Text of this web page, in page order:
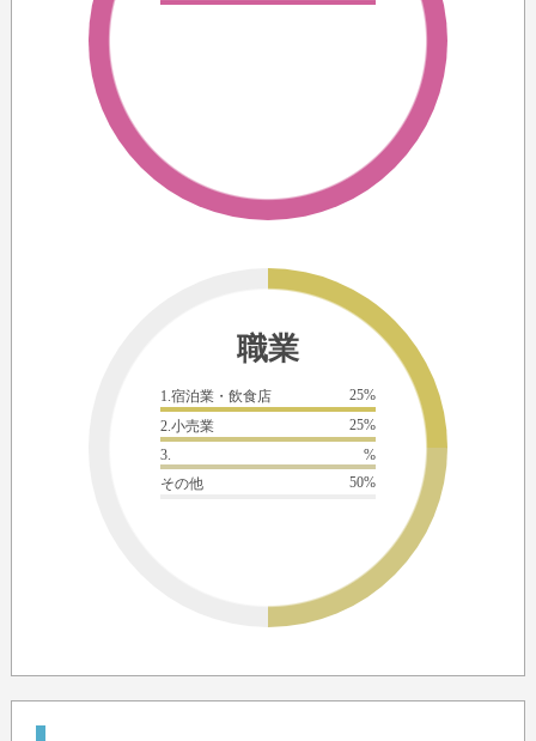
職業
1.宿泊業・飲食店
25%
2.小売業
25%
3.
%
その他
50%